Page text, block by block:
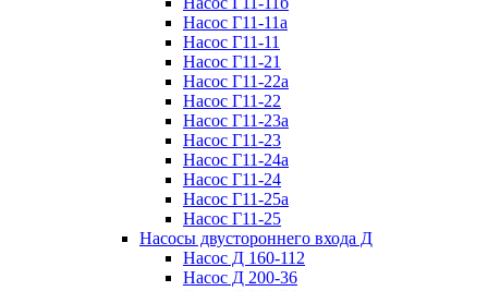
Насос Г11-11а
Насос Г11-11
Насос Г11-21
Насос Г11-22а
Насос Г11-22
Насос Г11-23а
Насос Г11-23
Насос Г11-24а
Насос Г11-24
Насос Г11-25а
Насос Г11-25
Насосы двустороннего входа Д
Насос Д 160-112
Насос Д 200-36